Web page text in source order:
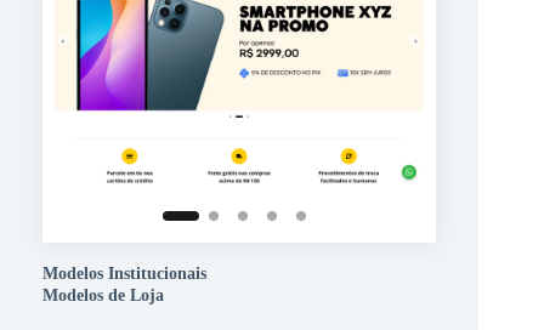
Modelos Institucionais
Modelos de Loja